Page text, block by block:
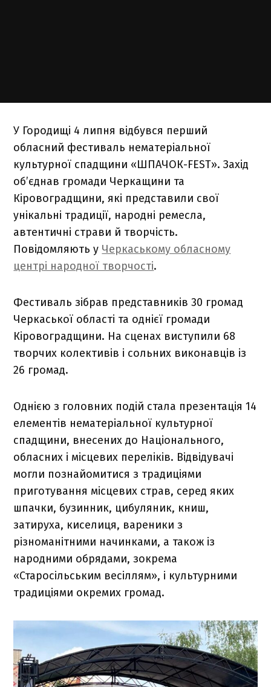
У Городищі 4 липня відбувся перший
обласний фестиваль нематеріальної
культурної спадщини «ШПАЧОК-FEST». Захід
об’єднав громади Черкащини та
Кіровоградщини, які представили свої
унікальні традиції, народні ремесла,
автентичні страви й творчість.
Повідомляють у Черкаському обласному
центрі народної творчості.
Фестиваль зібрав представників 30 громад
Черкаської області та однієї громади
Кіровоградщини. На сценах виступили 68
творчих колективів і сольних виконавців із
26 громад.
Однією з головних подій стала презентація 14
елементів нематеріальної культурної
спадщини, внесених до Національного,
обласних і місцевих переліків. Відвідувачі
могли познайомитися з традиціями
приготування місцевих страв, серед яких
шпачки, бузинник, цибуляник, книш,
затируха, киселиця, вареники з
різноманітними начинками, а також із
народними обрядами, зокрема
«Старосільським весіллям», і культурними
традиціями окремих громад.